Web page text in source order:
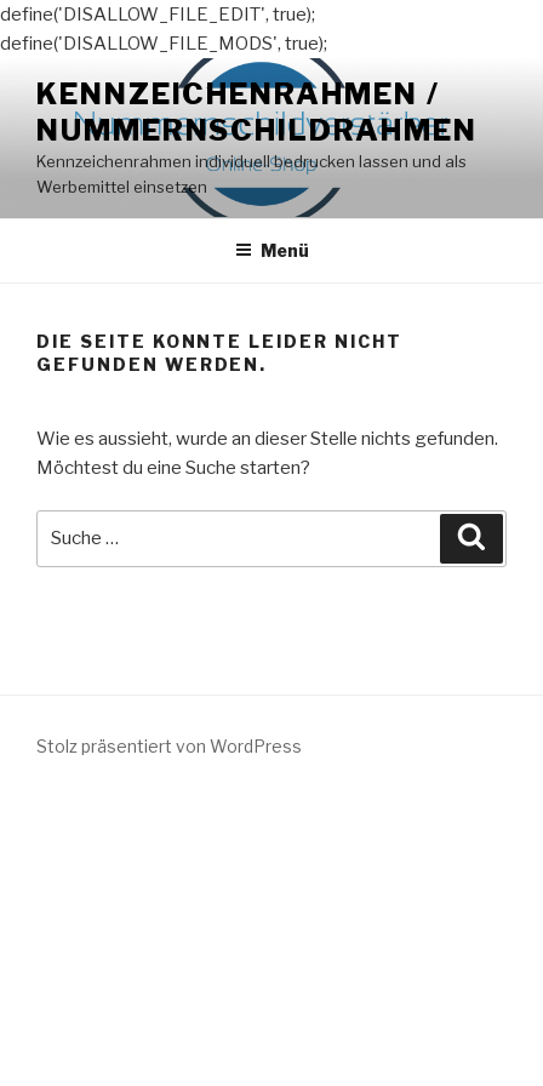
define('DISALLOW_FILE_EDIT', true);
define('DISALLOW_FILE_MODS', true);
Inhalt
springen
KENNZEICHENRAHMEN /
NUMMERNSCHILDRAHMEN
Kennzeichenrahmen individuell bedrucken lassen und als
Werbemittel einsetzen
Menü
DIE SEITE KONNTE LEIDER NICHT
GEFUNDEN WERDEN.
Wie es aussieht, wurde an dieser Stelle nichts gefunden.
Möchtest du eine Suche starten?
Stolz präsentiert von WordPress